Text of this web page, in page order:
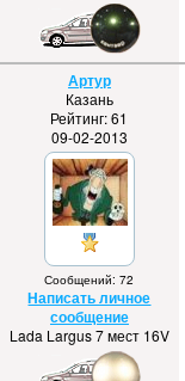
Артур
Казань
Рейтинг: 61
09-02-2013
Сообщений: 72
Написать личное
сообщение
Lada Largus 7 мест 16V